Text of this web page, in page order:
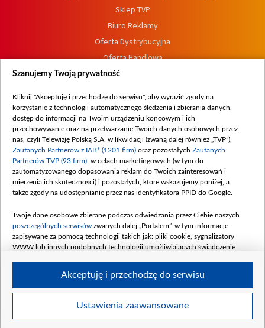
Sklep TVP
Biuro Reklamy
Oferta Dystrybucyjna
Oferta Handlowa
Dostępność
Procedura zgłoszeń wewnętrznych
© 2026 Telewizja Polska S. A. w likwidacji
Szanujemy Twoją prywatność
Kliknij "Akceptuję i przechodzę do serwisu", aby wyrazić zgody na
korzystanie z technologii automatycznego śledzenia i zbierania danych,
dostęp do informacji na Twoim urządzeniu końcowym i ich
przechowywanie oraz na przetwarzanie Twoich danych osobowych przez
nas, czyli Telewizję Polską S.A. w likwidacji (zwaną dalej również „TVP”),
Zaufanych Partnerów z IAB* (1201 firm) oraz pozostałych Zaufanych
Partnerów TVP (93 firm) , w celach marketingowych (w tym do
zautomatyzowanego dopasowania reklam do Twoich zainteresowań i
mierzenia ich skuteczności) i pozostałych, które wskazujemy poniżej, a
także zgody na udostępnianie przez nas identyfikatora PPID do Google.
Twoje dane osobowe zbierane podczas odwiedzania przez Ciebie naszych
poszczególnych serwisów zwanych dalej „Portalem”, w tym informacje
zapisywane za pomocą technologii takich jak: pliki cookie, sygnalizatory
WWW lub innych podobnych technologii umożliwiających świadczenie
Twoje dane osobowe zbierane podczas odwiedzania przez Ciebie
Ustawienia zaawansowane
Akceptuję i przechodzę do serwisu